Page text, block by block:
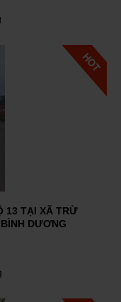
13 TẠI XÃ TRỪ
DƯƠNG